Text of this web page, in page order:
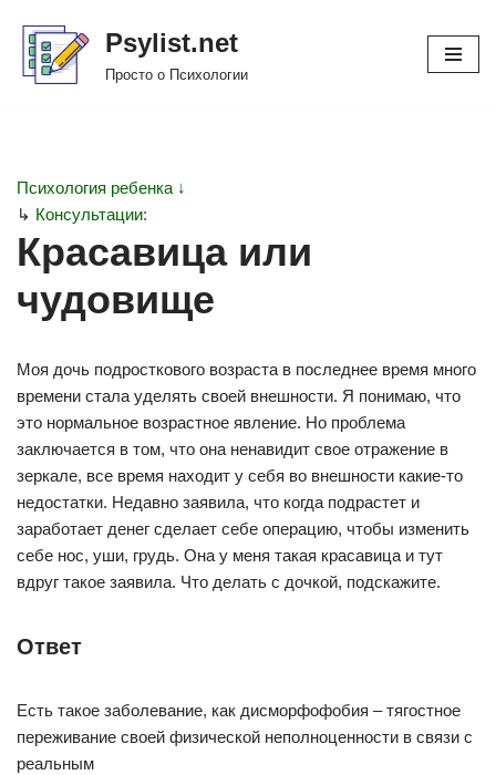
Перейти
Psylist.net
Просто о Психологии
Психология ребенка ↓
↳ Консультации:
Красавица или
чудовище
Моя дочь подросткового возраста в последнее время много
времени стала уделять своей внешности. Я понимаю, что
это нормальное возрастное явление. Но проблема
заключается в том, что она ненавидит свое отражение в
зеркале, все время находит у себя во внешности какие-то
недостатки. Недавно заявила, что когда подрастет и
заработает денег сделает себе операцию, чтобы изменить
себе нос, уши, грудь. Она у меня такая красавица и тут
вдруг такое заявила. Что делать с дочкой, подскажите.
Ответ
Есть такое заболевание, как дисморфофобия – тягостное
переживание своей физической неполноценности в связи с
реальным